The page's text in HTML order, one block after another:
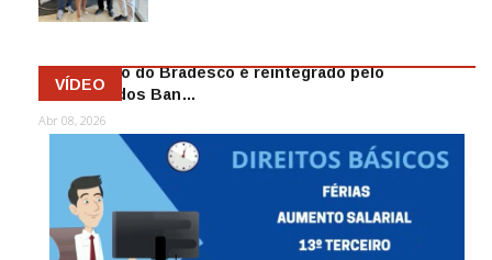
Mai 13, 2026
Funcionário do Bradesco é reintegrado pelo
Sindicato dos Ban…
Abr 08, 2026
VÍDEO